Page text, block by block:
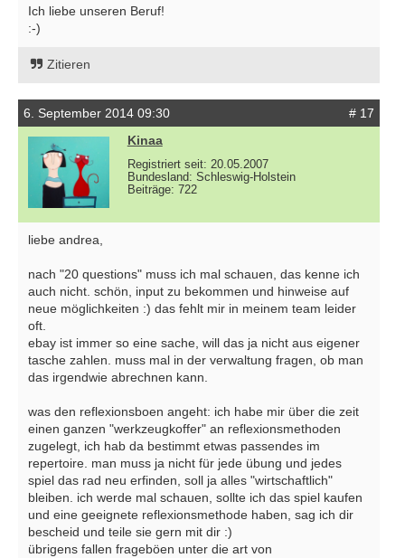
Ich liebe unseren Beruf!
:-)
Zitieren
6. September 2014 09:30
# 17
Kinaa
Registriert seit: 20.05.2007
Bundesland: Schleswig-Holstein
Beiträge: 722
liebe andrea,
nach "20 questions" muss ich mal schauen, das kenne ich
auch nicht. schön, input zu bekommen und hinweise auf
neue möglichkeiten :) das fehlt mir in meinem team leider
oft.
ebay ist immer so eine sache, will das ja nicht aus eigener
tasche zahlen. muss mal in der verwaltung fragen, ob man
das irgendwie abrechnen kann.
was den reflexionsboen angeht: ich habe mir über die zeit
einen ganzen "werkzeugkoffer" an reflexionsmethoden
zugelegt, ich hab da bestimmt etwas passendes im
repertoire. man muss ja nicht für jede übung und jedes
spiel das rad neu erfinden, soll ja alles "wirtschaftlich"
bleiben. ich werde mal schauen, sollte ich das spiel kaufen
und eine geeignete reflexionsmethode haben, sag ich dir
bescheid und teile sie gern mit dir :)
übrigens fallen frageböen unter die art von